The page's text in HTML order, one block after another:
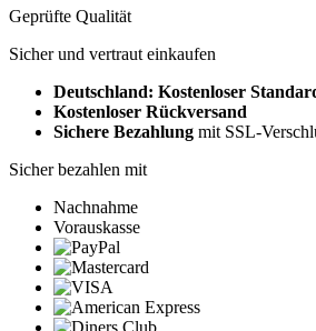
Geprüfte Qualität
Sicher und vertraut einkaufen
Deutschland: Kostenloser
Kostenloser Rückversand
Sichere Bezahlung mit SSL-
Sicher bezahlen mit
Nachnahme
Vorauskasse